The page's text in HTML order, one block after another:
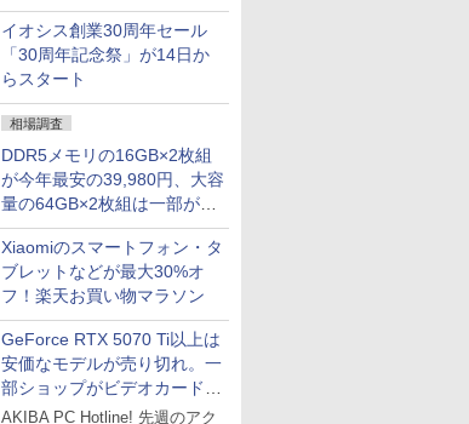
落し「Ryzen 7 7800X3D」
との価格逆転解消 [8月前半の
CPU価格]
イオシス創業30周年セール
「30周年記念祭」が14日か
らスタート
相場調査
DDR5メモリの16GB×2枚組
が今年最安の39,980円、大容
量の64GB×2枚組は一部が続
騰 [8月前半のメモリ価格]
Xiaomiのスマートフォン・タ
ブレットなどが最大30%オ
フ！楽天お買い物マラソン
GeForce RTX 5070 Ti以上は
安価なモデルが売り切れ。一
部ショップがビデオカードの
購入制限を実施したニュース
AKIBA PC Hotline! 先週のアク